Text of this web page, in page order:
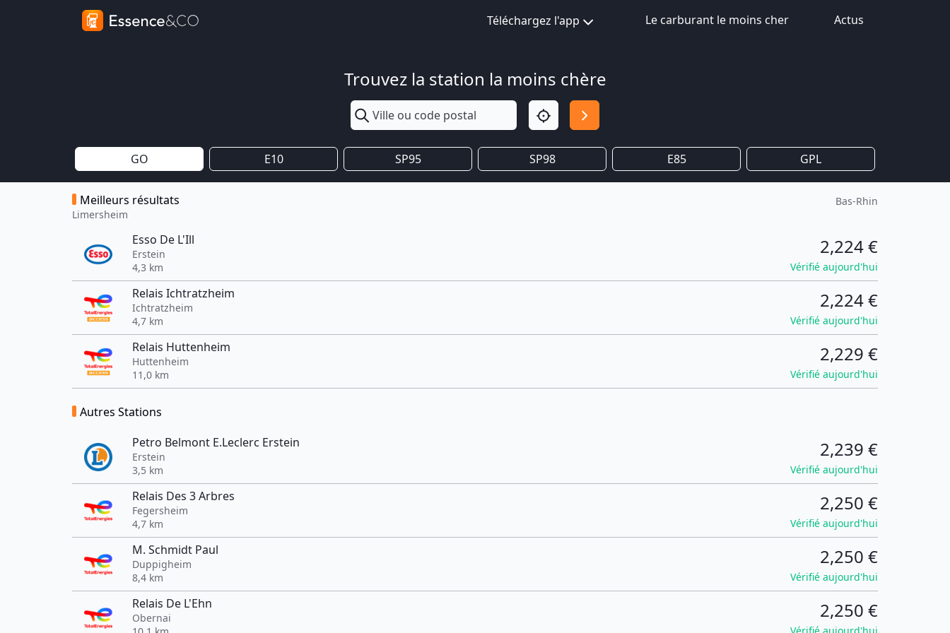
Téléchargez l'app Le carburant le moins cher Actus
Trouvez la station la moins chère
GO E10 SP95 SP98 E85 GPL
Meilleurs résultats
Limersheim
Bas-Rhin
Esso De L'Ill
Erstein
4,3 km
2,224 €
Vérifié aujourd'hui
Relais Ichtratzheim
Ichtratzheim
4,7 km
2,224 €
Vérifié aujourd'hui
Relais Huttenheim
Huttenheim
11,0 km
2,229 €
Vérifié aujourd'hui
Autres Stations
Petro Belmont E.Leclerc Erstein
Erstein
3,5 km
2,239 €
Vérifié aujourd'hui
Relais Des 3 Arbres
Fegersheim
4,7 km
2,250 €
Vérifié aujourd'hui
M. Schmidt Paul
Duppigheim
8,4 km
2,250 €
Vérifié aujourd'hui
Relais De L'Ehn
Obernai
2,250 €